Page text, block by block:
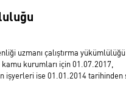
uzmanı çalıştırma
kamu kurumları için 01.07.2017,
işyerleri ise 01.01.2014